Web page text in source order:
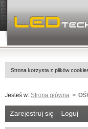
Strona korzysta z plików
Jesteś w: Strona główna
Zarejestruj się Loguj